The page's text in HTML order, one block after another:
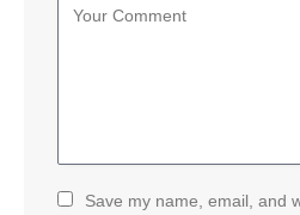
Save my name, email, and